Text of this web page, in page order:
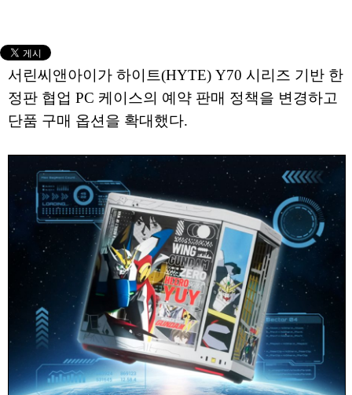
서린씨앤아이가 하이트(HYTE) Y70 시리즈 기반 한
정판 협업 PC 케이스의 예약 판매 정책을 변경하고
단품 구매 옵션을 확대했다.